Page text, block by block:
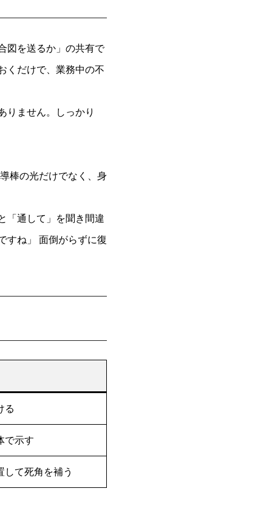
図を送るか」の共有で
くだけで、業務中の不
りません。しっかり
棒の光だけでなく、身
「通して」を聞き間違
すね」 面倒がらずに復
る
で示す
して死角を補う